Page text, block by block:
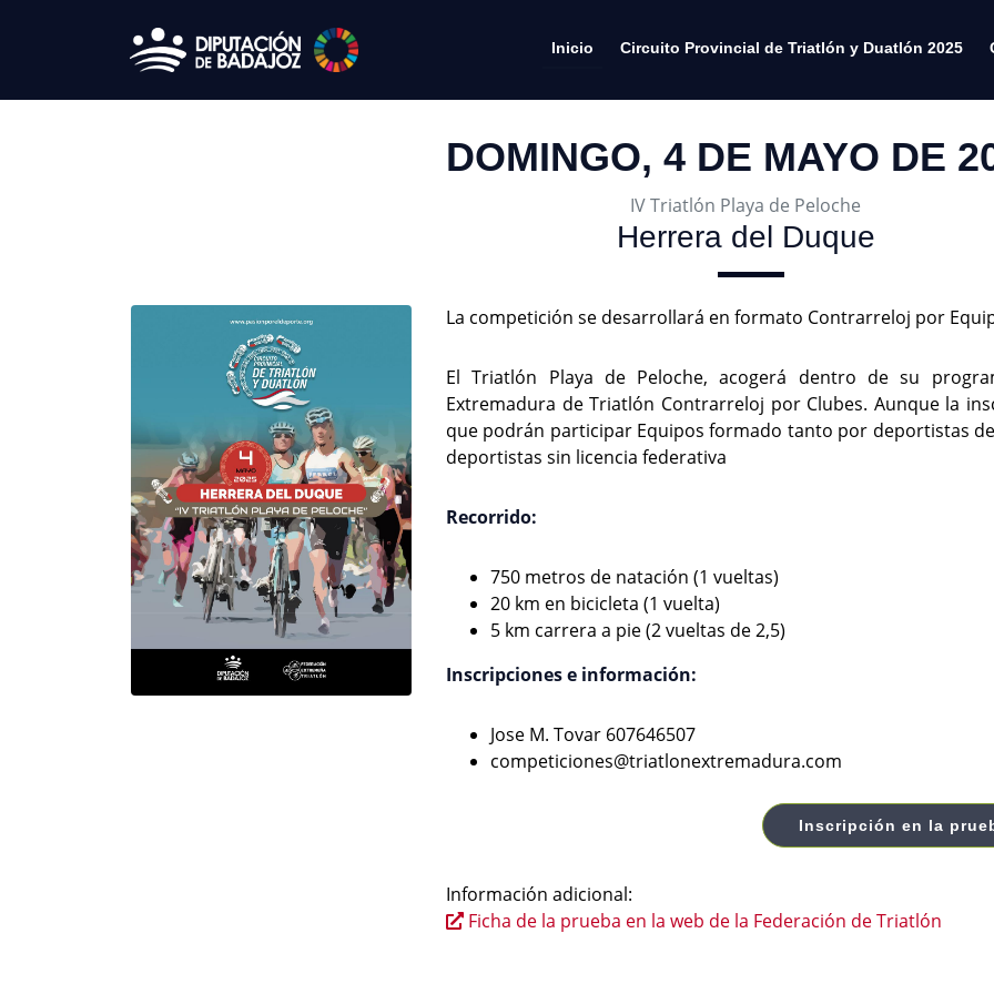
Inicio Circuito Provincial de Triatlón y Duatlón 2025
DOMINGO, 4 DE MAYO DE
IV Triatlón Playa de Peloche
Herrera del Duque
La competición se desarrollará en formato Contrarreloj por
El Triatlón Playa de Peloche, acogerá dentro de su
Extremadura de Triatlón Contrarreloj por Clubes. Aunque la
que podrán participar Equipos formado tanto por deportistas
deportistas sin licencia federativa
Recorrido:
750 metros de natación (1 vueltas)
20 km en bicicleta (1 vuelta)
5 km carrera a pie (2 vueltas de 2,5)
Inscripciones e información:
Jose M. Tovar 607646507
competiciones@triatlonextremadura.com
Inscripción en la
Información adicional:
Ficha de la prueba en la web de la Federación de Triatlón